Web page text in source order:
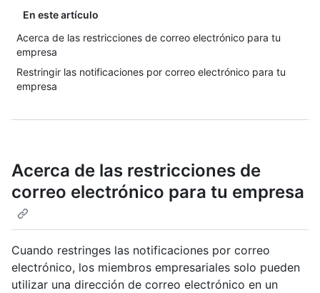
En este artículo
Acerca de las restricciones de correo electrónico para tu
empresa
Restringir las notificaciones por correo electrónico para tu
empresa
Acerca de las restricciones de
correo electrónico para tu empresa
Cuando restringes las notificaciones por correo
electrónico, los miembros empresariales solo pueden
utilizar una dirección de correo electrónico en un